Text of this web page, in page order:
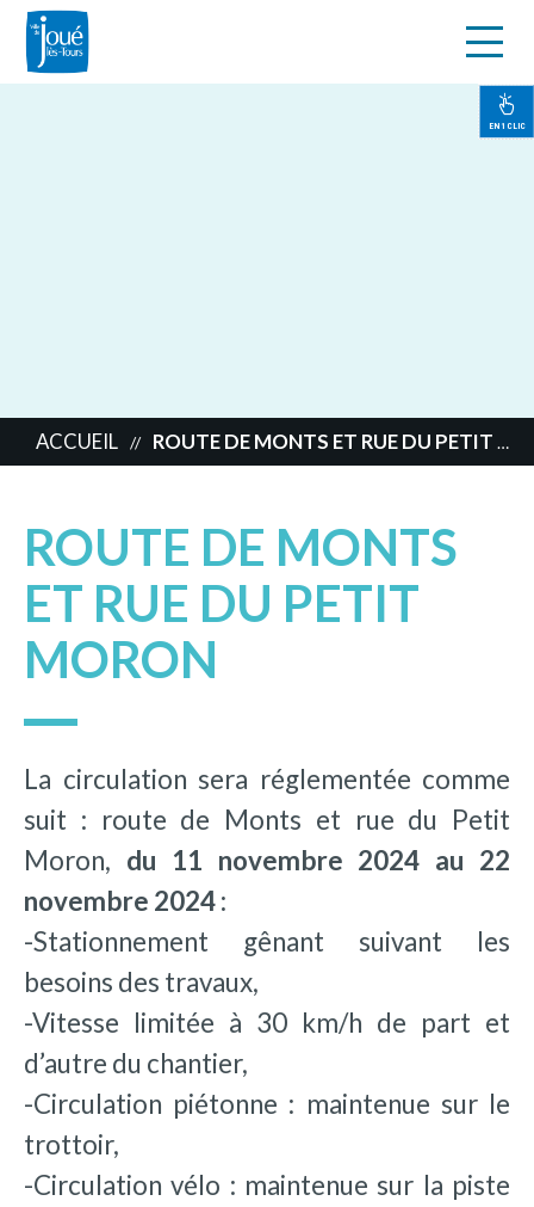
EN 1 CLIC
ACCUEIL // ROUTE DE MONTS ET RUE DU PETIT MORON
ROUTE DE MONTS
ET RUE DU PETIT
MORON
La circulation sera réglementée comme
suit : route de Monts et rue du Petit
Moron, du 11 novembre 2024 au 22
novembre 2024 :
-Stationnement gênant suivant les
besoins des travaux,
-Vitesse limitée à 30 km/h de part et
d’autre du chantier,
-Circulation piétonne : maintenue sur le
trottoir,
-Circulation vélo : maintenue sur la piste